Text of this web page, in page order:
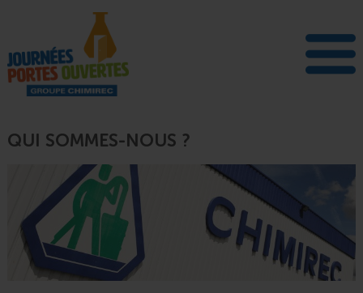
QUI SOMMES-NOUS ?